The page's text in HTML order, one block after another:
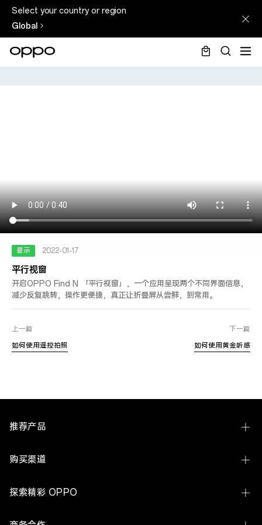
Select your country or region
Global
显示 2022-01-17
平行视窗
开启OPPO Find N 「平行视窗」，一个应用呈现两个不同界面信息，
减少反复跳转，操作更便捷，真正让折叠屏从尝鲜，到常用。
上一篇
如何使用遥控拍照
下一篇
如何使用黄金听感
推荐产品
Find N6
Reno16 系列
购买渠道
线下体验店
探索精彩 OPPO
关于 OPPO